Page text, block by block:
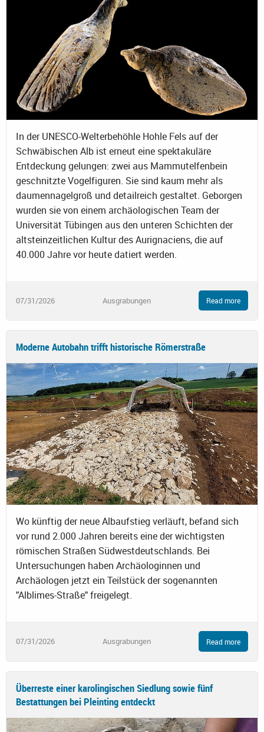
In der UNESCO-Welterbehöhle Hohle Fels auf der
Schwäbischen Alb ist erneut eine spektakuläre
Entdeckung gelungen: zwei aus Mammutelfenbein
geschnitzte Vogelfiguren. Sie sind kaum mehr als
daumennagelgroß und detailreich gestaltet. Geborgen
wurden sie von einem archäologischen Team der
Universität Tübingen aus den unteren Schichten der
altsteinzeitlichen Kultur des Aurignaciens, die auf
40.000 Jahre vor heute datiert werden.
07/31/2026 Ausgrabungen Read more
Moderne Autobahn trifft historische Römerstraße
Wo künftig der neue Albaufstieg verläuft, befand sich
vor rund 2.000 Jahren bereits eine der wichtigsten
römischen Straßen Südwestdeutschlands. Bei
Untersuchungen haben Archäologinnen und
Archäologen jetzt ein Teilstück der sogenannten
"Alblimes-Straße" freigelegt.
07/31/2026 Ausgrabungen Read more
Überreste einer karolingischen Siedlung sowie fünf
Bestattungen bei Pleinting entdeckt